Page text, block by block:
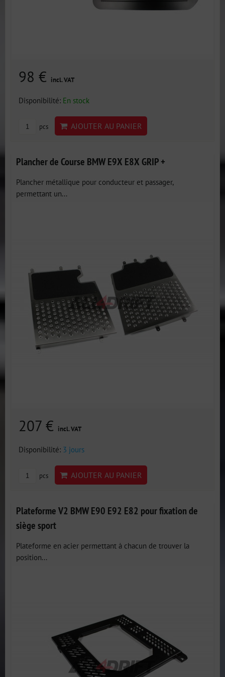
98 € incl. VAT
Disponibilité: En stock
pcs AJOUTER AU PANIER
Plancher de Course BMW E9X E8X GRIP +
Plancher métallique pour conducteur et passager,
permettant un...
207 € incl. VAT
Disponibilité: 3 jours
pcs AJOUTER AU PANIER
Plateforme V2 BMW E90 E92 E82 pour fixation de
siège sport
Plateforme en acier permettant à chacun de trouver la
position...